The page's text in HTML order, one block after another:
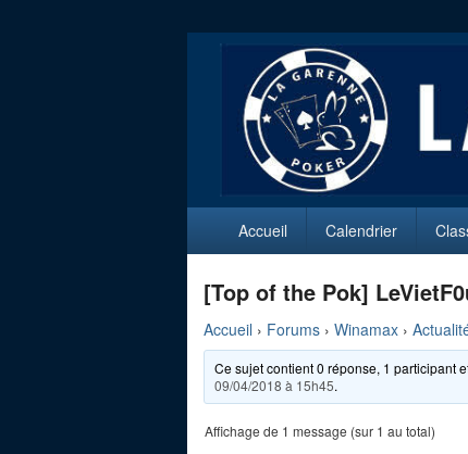
La Garenne
Club de Poker de La Garenne
principalAccueil Calendrier
[Top of the Pok]
Accueil › Forums › Winamax ›
Ce sujet contient 0 réponse, 1 participant
09/04/2018 à 15h45.
Affichage de 1 message (sur 1 au total)